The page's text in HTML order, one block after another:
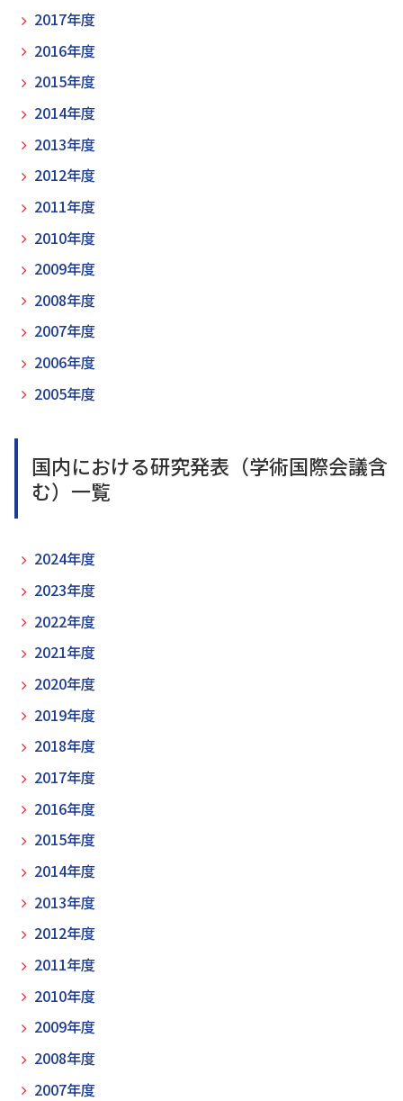
2017年度
2016年度
2015年度
2014年度
2013年度
2012年度
2011年度
2010年度
2009年度
2008年度
2007年度
2006年度
2005年度
国内における研究発表（学術国際会議含
む）一覧
2024年度
2023年度
2022年度
2021年度
2020年度
2019年度
2018年度
2017年度
2016年度
2015年度
2014年度
2013年度
2012年度
2011年度
2010年度
2009年度
2008年度
2007年度